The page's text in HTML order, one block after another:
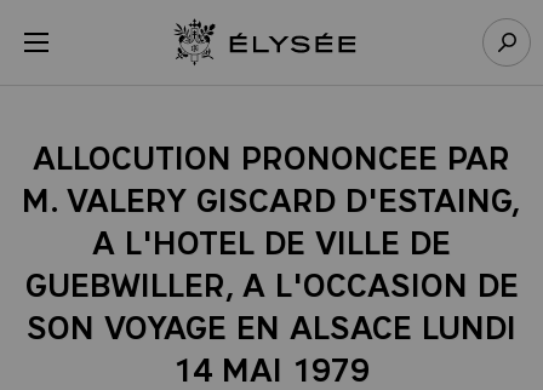
menu Retour à l’accueil Élysée
ALLOCUTION PRONONCEE PAR
M. VALERY GISCARD D'ESTAING,
A L'HOTEL DE VILLE DE
GUEBWILLER, A L'OCCASION DE
SON VOYAGE EN ALSACE LUNDI
14 MAI 1979
Panneau de gestion des cookies